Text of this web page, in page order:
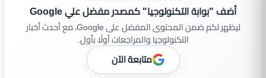
أضف "بوابة التكنولوجيا" كمصدر مفضل علي Google
ليظهر لكم ضمن المحتوى المفضل على Google، مع أحدث أخبار
التكنولوجيا والمراجعات أولًا بأول.
متابعة الآن